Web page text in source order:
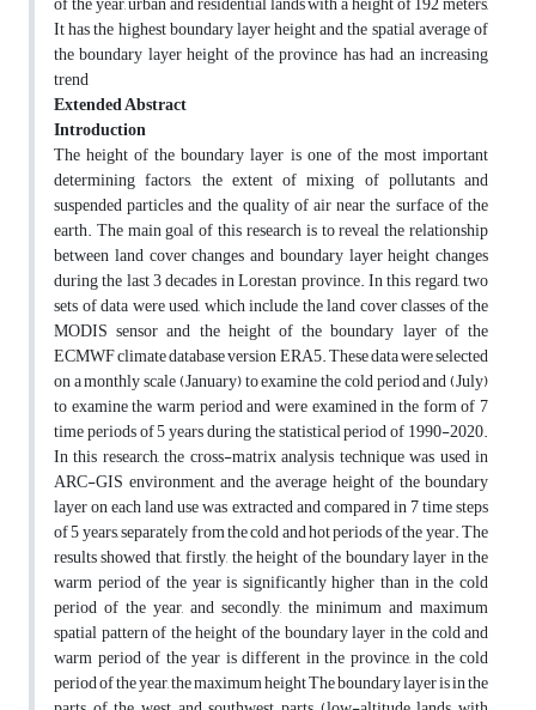
It has the highest boundary layer height and the spatial average of
the boundary layer height of the province has had an increasing
trend
Extended Abstract
Introduction
The height of the boundary layer is one of the most important
determining factors, the extent of mixing of pollutants and
suspended particles and the quality of air near the surface of the
earth. The main goal of this research is to reveal the relationship
between land cover changes and boundary layer height changes
during the last 3 decades in Lorestan province. In this regard, two
sets of data were used, which include the land cover classes of the
MODIS sensor and the height of the boundary layer of the
ECMWF climate database version ERA5. These data were selected
on a monthly scale (January) to examine the cold period and (July)
to examine the warm period and were examined in the form of 7
time periods of 5 years during the statistical period of 1990-2020.
In this research, the cross-matrix analysis technique was used in
ARC-GIS environment, and the average height of the boundary
layer on each land use was extracted and compared in 7 time steps
of 5 years, separately from the cold and hot periods of the year. The
results showed that, firstly, the height of the boundary layer in the
warm period of the year is significantly higher than in the cold
period of the year, and secondly, the minimum and maximum
spatial pattern of the height of the boundary layer in the cold and
warm period of the year is different in the province, in the cold
period of the year, the maximum height The boundary layer is in the